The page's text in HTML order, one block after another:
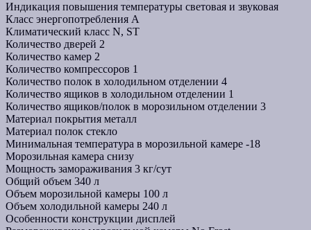
Индикация повышения температуры световая и звуковая
Класс энергопотребления A
Климатический класс N, ST
Количество дверей 2
Количество камер 2
Количество компрессоров 1
Количество полок в холодильном отделении 4
Количество ящиков в холодильном отделении 1
Количество ящиков/полок в морозильном отделении 3
Материал покрытия металл
Материал полок стекло
Минимальная температура в морозильной камере -18
Морозильная камера снизу
Мощность замораживания 3 кг/сут
Общий объем 340 л
Объем морозильной камеры 100 л
Объем холодильной камеры 240 л
Особенности конструкции дисплей